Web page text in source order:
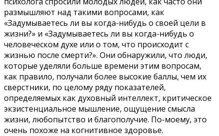
размышляют над такими вопросами, как
«Задумываетесь ли вы когда-нибудь о своей цели в
жизни?» и «Задумываетесь ли вы когда-нибудь о
человеческом духе или о том, что происходит с
жизнью после смерти?». Они обнаружили, что люди,
которые уделяли больше времени этим вопросам,
как правило, получали более высокие баллы, чем их
сверстники, по целому ряду показателей,
определяемых как духовный интеллект, критическое
экзистенциальное мышление, ощущение смысла
жизни, любопытство и благополучие. По-моему, это
очень похоже на когнитивное здоровье.